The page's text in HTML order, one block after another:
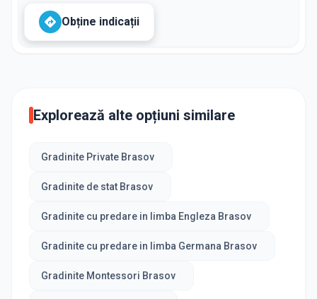
Obține indicații
Explorează alte opțiuni similare
Gradinite Private Brasov
Gradinite de stat Brasov
Gradinite cu predare in limba Engleza Brasov
Gradinite cu predare in limba Germana Brasov
Gradinite Montessori Brasov